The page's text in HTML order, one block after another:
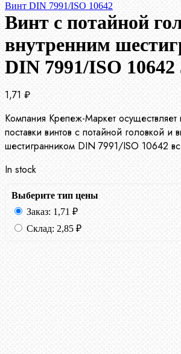
Винт DIN 7991/ISO 10642
Винт с потайной
внутренним
DIN 7991/ISO 10642
1,71 ₽
Компания Крепеж-Маркет
поставки винтов с потайной головкой и
шестигранником DIN 7991/ISO 10642
In stock
Выберите тип цены
Заказ: 1,71 ₽
Склад: 2,85 ₽